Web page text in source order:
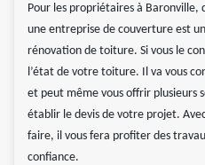
Pour les propriétaires à Baronville,
une entreprise de couverture est
rénovation de toiture. Si vous le
l’état de votre toiture. Il va vous
et peut même vous offrir plusieurs
établir le devis de votre projet.
faire, il vous fera profiter des
confiance.